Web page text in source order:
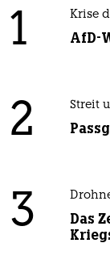
1 Krise
AfD-
2 Streit
3
Das